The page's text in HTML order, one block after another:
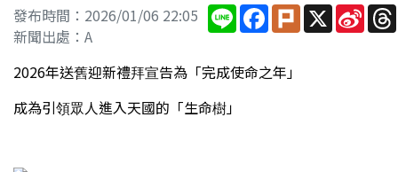
發布時間：2026/01/06 22:05
新聞出處：A
Line Facebook
PlurkX Sina
2026年送舊迎新禮拜宣告為「完成使命之年」
成為引領眾人進入天國的「生命樹」